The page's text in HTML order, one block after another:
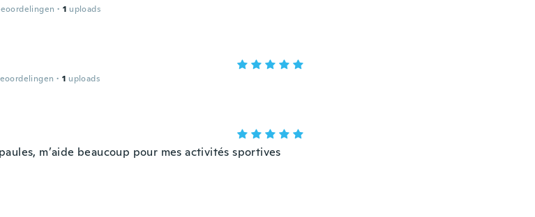
· 1 uploads
· 1 uploads
m’aide beaucoup pour mes activités sportives